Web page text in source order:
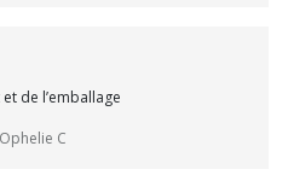
de l’emballage
C